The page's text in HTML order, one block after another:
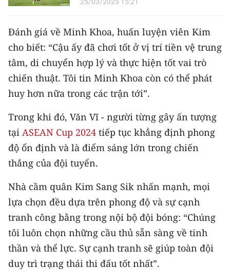
Media Kinh tế
Media Văn hóa
Media Xã hội
Media Pháp luật
Media Du lịch
Media Thế giới
Media Thể thao
Media Giáo dục
Media Y tế
Media Khoa học - Công nghệ
Media Môi trường
Đánh giá về Minh Khoa, huấn luyện viên Kim
cho biết: “Cậu ấy đã chơi tốt ở vị trí tiền vệ trung
tâm, di chuyển hợp lý và thực hiện tốt vai trò
chiến thuật. Tôi tin Minh Khoa còn có thể phát
huy hơn nữa trong các trận tới”.
Trong khi đó, Văn Vĩ - người từng gây ấn tượng
tại ASEAN Cup 2024 tiếp tục khẳng định phong
độ ổn định và là điểm sáng lớn trong chiến
thắng của đội tuyển.
Nhà cầm quân Kim Sang Sik nhấn mạnh, mọi
lựa chọn đều dựa trên phong độ và sự cạnh
tranh công bằng trong nội bộ đội bóng: “Chúng
tôi luôn chọn những cầu thủ sẵn sàng về tinh
thần và thể lực. Sự cạnh tranh sẽ giúp toàn đội
duy trì trạng thái thi đấu tốt nhất”.